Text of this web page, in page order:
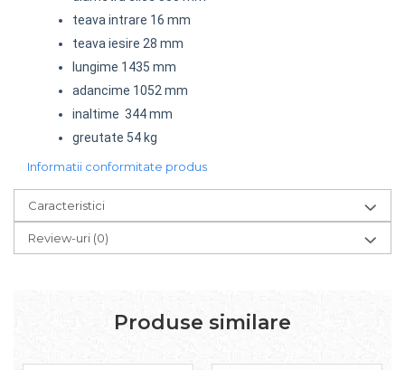
teava intrare 16 mm
teava iesire 28 mm
lungime 1435 mm
adancime 1052 mm
inaltime 344 mm
greutate 54 kg
Informatii conformitate produs
Caracteristici
Review-uri (0)
Produse similare